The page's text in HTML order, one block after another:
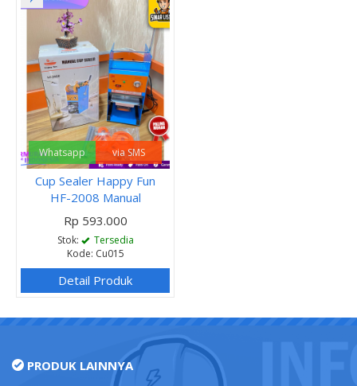
Whatsapp via SMS
Cup Sealer Happy Fun
HF-2008 Manual
Rp 593.000
Stok:
Tersedia
Kode: Cu015
Detail Produk
PRODUK LAINNYA